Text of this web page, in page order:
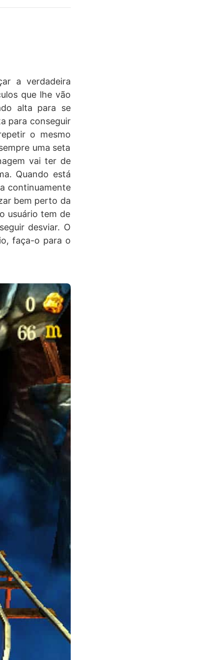
a verdadeira
que lhe vão
alta para se
para conseguir
o mesmo
uma seta
vai ter de
Quando está
continuamente
bem perto da
usuário tem de
desviar. O
faça-o para o